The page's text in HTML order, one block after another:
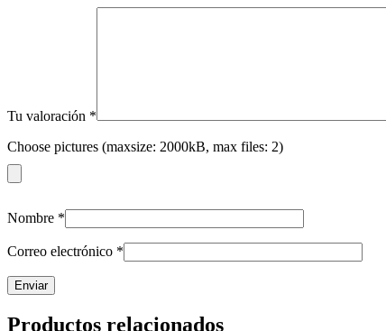
Tu valoración *
Choose pictures (maxsize: 2000kB, max files: 2)
Nombre *
Correo electrónico *
Productos relacionados